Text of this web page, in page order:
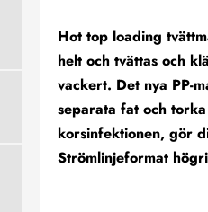
Hot top loading
helt och tvättas och
vackert. Det nya PP-
separata fat och
korsinfektionen, gör
Strömlinjeformat